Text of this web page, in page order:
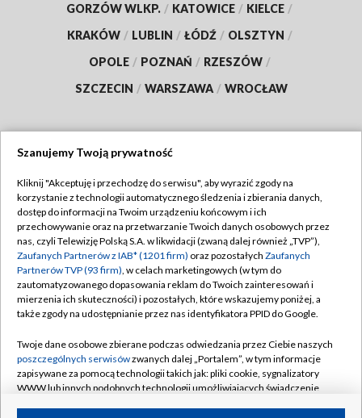
GORZÓW WLKP. / KATOWICE / KIELCE /
KRAKÓW / LUBLIN / ŁÓDŹ / OLSZTYN /
OPOLE / POZNAŃ / RZESZÓW /
SZCZECIN / WARSZAWA / WROCŁAW
TVP
Abonament TVP
Emisja w TVP
Centrum informacji TVP
Naziemna Telewizja Cyfrowa
Rada Programowa
System NOS
Informacje o nadawcy
Regulamin TVP
Polityka prywatności
Moje zgody
Pomoc
Kontakt
Kanały
Szanujemy Twoją prywatność
Kliknij "Akceptuję i przechodzę do serwisu", aby wyrazić zgody na
korzystanie z technologii automatycznego śledzenia i zbierania danych,
dostęp do informacji na Twoim urządzeniu końcowym i ich
przechowywanie oraz na przetwarzanie Twoich danych osobowych przez
nas, czyli Telewizję Polską S.A. w likwidacji (zwaną dalej również „TVP”),
Zaufanych Partnerów z IAB* (1201 firm) oraz pozostałych Zaufanych
Partnerów TVP (93 firm), w celach marketingowych (w tym do
zautomatyzowanego dopasowania reklam do Twoich zainteresowań i
mierzenia ich skuteczności) i pozostałych, które wskazujemy poniżej, a
także zgody na udostępnianie przez nas identyfikatora PPID do Google.
Twoje dane osobowe zbierane podczas odwiedzania przez Ciebie naszych
poszczególnych serwisówzwanych dalej „Portalem”, w tym informacje
zapisywane za pomocą technologii takich jak: pliki cookie, sygnalizatory
WWW lub innych podobnych technologii umożliwiających świadczenie